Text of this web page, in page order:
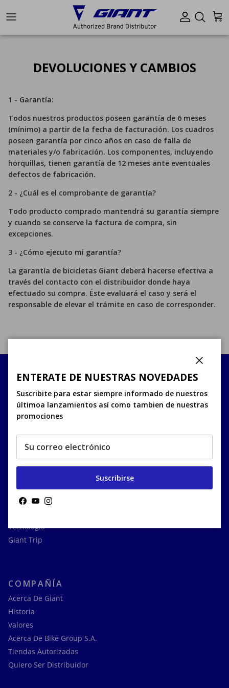
Cuenta
DEVOLUCIONES Y CAMBIOS
1 - Garantía:
Todos nuestros productos poseen garantía de 6 meses
(mínimo) a partir de la fecha de facturación. Los cuadros
poseen garantía por cinco años en caso de falla de
materiales y/o fabricación. Los componentes, incluyendo
horquillas, tienen garantía de 12 meses ante eventuales
defectos de fabricación.
2 - ¿Cuál es el comprobante de garantía?
Todo producto comprado mantendrá su garantía siempre
y cuando se conserve la factura de compra, sin
excepciones.
3 - ¿Cómo ejecuto mi garantía?
La garantía de bicicletas Giant deberá hacerse efectiva a
través del contacto con el distribuidor donde haya
efectuado su compra. Éste evaluará el caso y será el
responsable de elevar el trámite en caso de corresponder.
SUSCRIBITE AL NEWSLETTER
Suscribirse
FacebookYouTubeInstagram
Productos
Tecnología
Giant Trip
COMPAÑÍA
Acerca De Giant
Historia
Valores
Acerca De Bike Group S.A.
Tiendas Autorizadas
Quiero Ser Distribuidor
ENTERATE DE NUESTRAS NOVEDADES
Suscribite para estar siempre informado de nuestros
últimoa lanzamientos así como tambien de nuestras
promociones
Suscribirse
Facebook
YouTubeInstagram